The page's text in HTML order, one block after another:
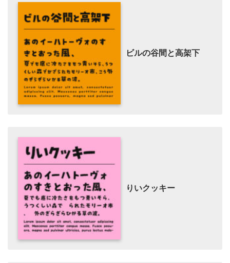
ビルの谷間と高架下
りいクッキー